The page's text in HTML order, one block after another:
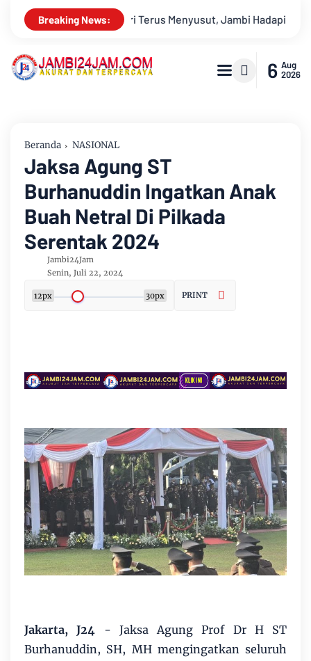
Breaking News:
Krisis Air Bersih dan Karhutla Sungai Batanghari
6 Aug
2026
Beranda NASIONAL
Jaksa Agung ST
Burhanuddin Ingatkan Anak
Buah Netral Di Pilkada
Serentak 2024
Jambi24Jam
Senin, Juli 22, 2024
12px 30px PRINT
Jakarta, J24 - Jaksa Agung Prof Dr H ST
Burhanuddin, SH, MH mengingatkan seluruh